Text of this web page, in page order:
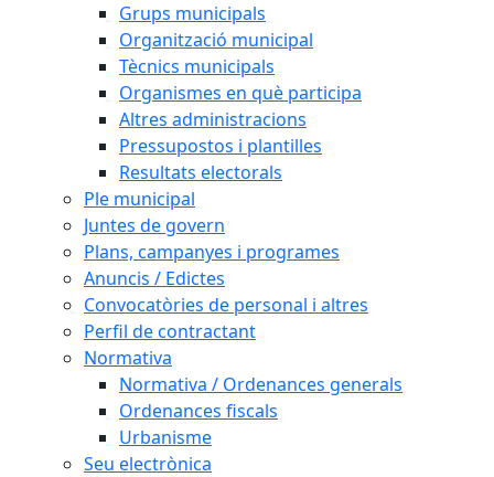
Grups municipals
Organització municipal
Tècnics municipals
Organismes en què participa
Altres administracions
Pressupostos i plantilles
Resultats electorals
Ple municipal
Juntes de govern
Plans, campanyes i programes
Anuncis / Edictes
Convocatòries de personal i altres
Perfil de contractant
Normativa
Normativa / Ordenances generals
Ordenances fiscals
Urbanisme
Seu electrònica